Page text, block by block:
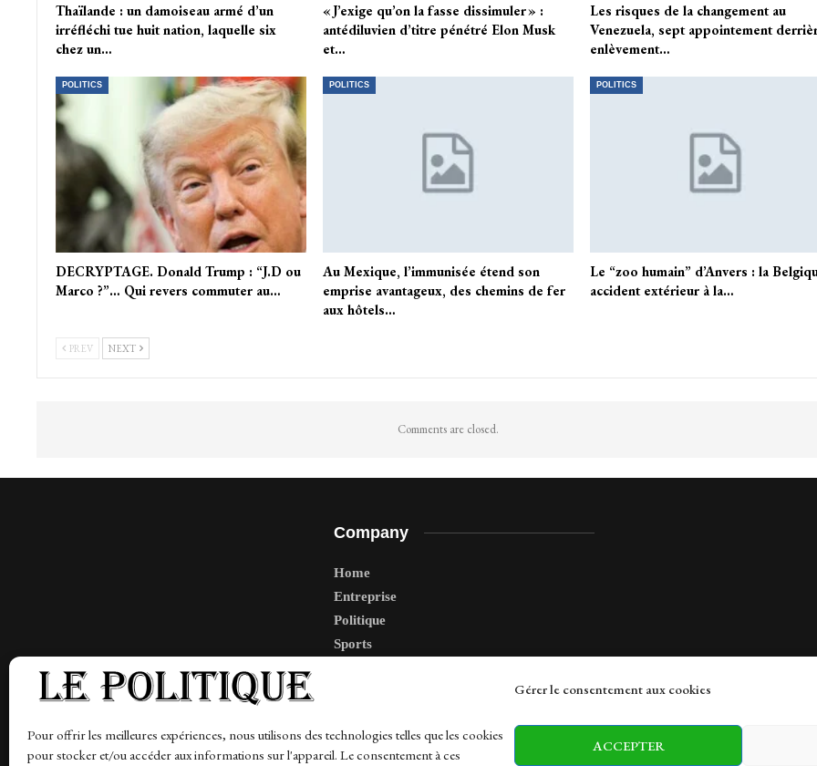
Gérer le consentement aux cookies
Pour offrir les meilleures expériences, nous utilisons des technologies telles que les cookies
pour stocker et/ou accéder aux informations sur l'appareil. Le consentement à ces
ACCEPTER
Thaïlande : un damoiseau armé d’un
irréfléchi tue huit nation, laquelle six
chez un…
« J’exige qu’on la fasse dissimuler » :
antédiluvien d’titre pénétré Elon Musk
et…
Les risques de la changement au
Venezuela, sept appointement
enlèvement…
POLITICS
DECRYPTAGE. Donald Trump : “J.D ou
Marco ?”… Qui revers commuter au…
POLITICS
Au Mexique, l’immunisée étend son
emprise avantageux, des chemins de fer
aux hôtels…
POLITICS
Le “zoo humain” d’Anvers : la
accident extérieur à la…
PREV NEXT
Comments are closed.
Company
Home
Entreprise
Politique
Sports